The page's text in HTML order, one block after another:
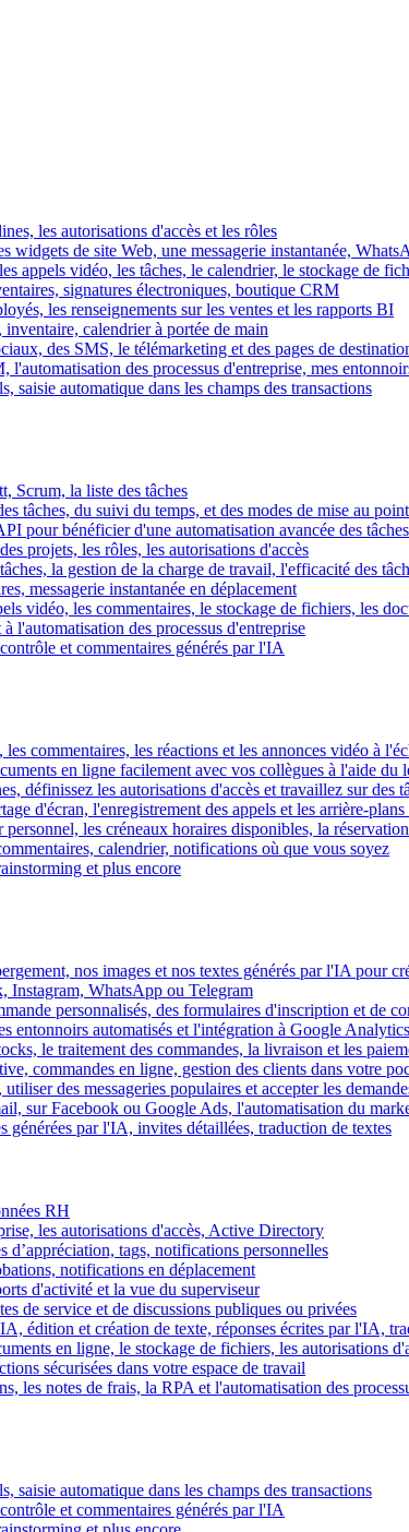
les autorisations d'accès et les rôles
de site Web, une messagerie instantanée,
appels vidéo, les tâches, le calendrier, le stockage de
signatures électroniques, boutique CRM
les renseignements sur les ventes et les rapports BI
calendrier à portée de main
des SMS, le télémarketing et des pages de
l'automatisation des processus d'entreprise, mes
saisie automatique dans les champs des transactions
Scrum, la liste des tâches
tâches, du suivi du temps, et des modes de mise au
pour bénéficier d'une automatisation avancée des tâches
projets, les rôles, les autorisations d'accès
la gestion de la charge de travail, l'efficacité des
messagerie instantanée en déplacement
vidéo, les commentaires, le stockage de fichiers, les
l'automatisation des processus d'entreprise
et commentaires générés par l'IA
commentaires, les réactions et les annonces vidéo à
en ligne facilement avec vos collègues à l'aide
définissez les autorisations d'accès et travaillez sur des
d'écran, l'enregistrement des appels et les arrière-plans
les créneaux horaires disponibles, la
calendrier, notifications où que vous soyez
et plus encore
nos images et nos textes générés par l'IA pour
Instagram, WhatsApp ou Telegram
personnalisés, des formulaires d'inscription et de
entonnoirs automatisés et l'intégration à Google Analytics
le traitement des commandes, la livraison et les
commandes en ligne, gestion des clients dans votre
des messageries populaires et accepter les
sur Facebook ou Google Ads, l'automatisation du
générées par l'IA, invites détaillées, traduction de textes
RH
les autorisations d'accès, Active Directory
d’appréciation, tags, notifications personnelles
notifications en déplacement
d'activité et la vue du superviseur
de service et de discussions publiques ou privées
édition et création de texte, réponses écrites par l'IA,
en ligne, le stockage de fichiers, les autorisations
sécurisées dans votre espace de travail
les notes de frais, la RPA et l'automatisation des
saisie automatique dans les champs des transactions
et commentaires générés par l'IA